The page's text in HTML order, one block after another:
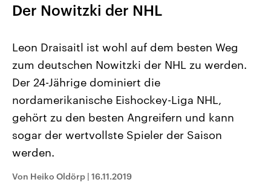
Landtagswahl Sachsen-Anhalt
2026
Alle Informationen
Sachsen-Anhalt wählt am 6.
September 2026 einen neuen
Landtag. Seit 2021 wird das
Bundesland von einer Koalition aus
Umfragen, Prognosen,
Wahlprogramme, aktuelle Berichte
USA
Aktuelle Beiträge,
Hintergründe
Wirtschaftlich und
gehören die Vereinigten
Der Nowitzki der NHL
Leon Draisaitl ist wohl auf dem besten Weg
zum deutschen Nowitzki der NHL zu werden.
Der 24-Jährige dominiert die
nordamerikanische Eishockey-Liga NHL,
gehört zu den besten Angreifern und kann
sogar der wertvollste Spieler der Saison
werden.
Von Heiko Oldörp | 16.11.2019